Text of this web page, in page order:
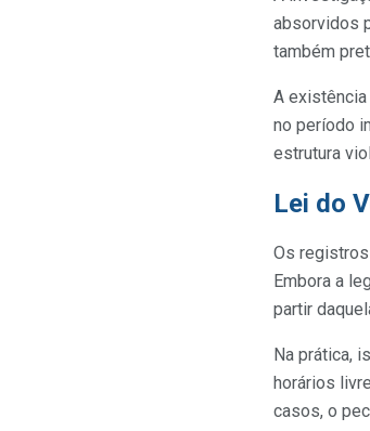
absorvidos
também
A
no período
estrutura
Lei do
Os
Embora a
partir
Na prática,
horários
casos, o